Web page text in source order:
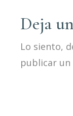
Deja
Lo siento,
publicar